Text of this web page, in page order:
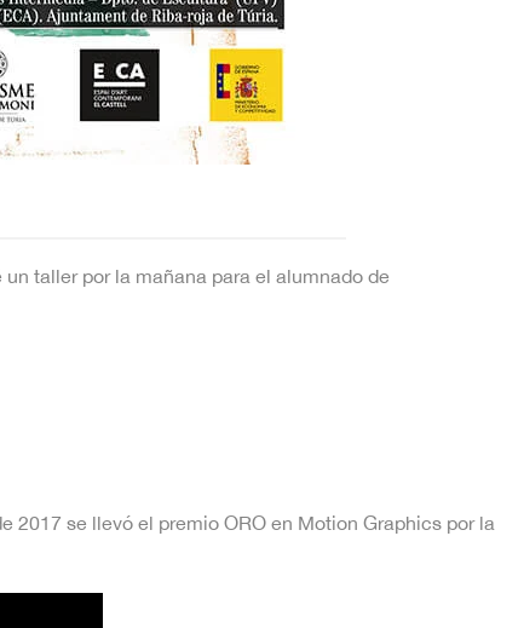
taller por la mañana para el alumnado de
2017 se llevó el premio ORO en Motion Graphics por la